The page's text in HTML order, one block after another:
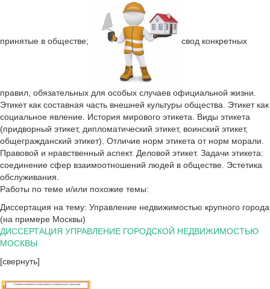
принятые в обществе; свод конкретных
правил, обязательных для особых случаев официальной жизни.
Этикет как составная часть внешней культуры общества. Этикет как
социальное явление. История мирового этикета. Виды этикета
(придворный этикет, дипломатический этикет, воинский этикет,
общегражданский этикет). Отличие норм этикета от норм морали.
Правовой и нравственный аспект. Деловой этикет. Задачи этикета:
соединение сфер взаимоотношений людей в обществе. Эстетика
обслуживания.
Работы по теме и/или похожие темы:
Диссертация на тему: Управление недвижимостью крупного города
(на примере Москвы)
ДИССЕРТАЦИЯ УПРАВЛЕНИЕ ГОРОДСКОЙ НЕДВИЖИМОСТЬЮ
МОСКВЫ
[свернуть]